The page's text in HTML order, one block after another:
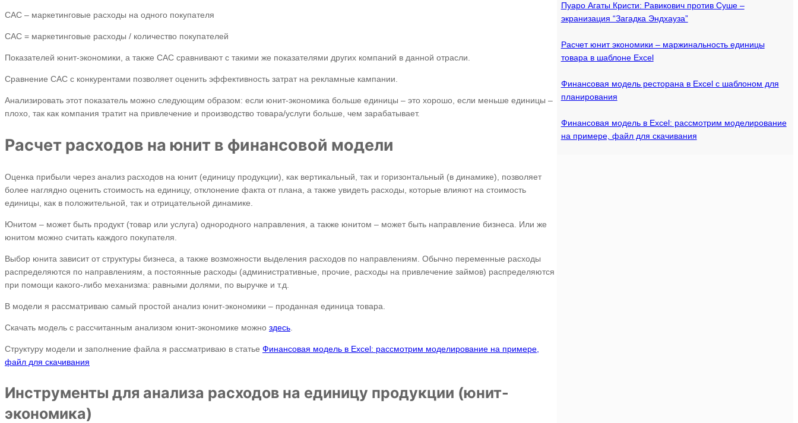
CAC – маркетинговые расходы на одного покупателя
CAC = маркетинговые расходы / количество покупателей
Показателей юнит-экономики, а также CAC сравнивают с такими же показателями других компаний в данной отрасли.
Сравнение CAC с конкурентами позволяет оценить эффективность затрат на рекламные кампании.
Анализировать этот показатель можно следующим образом: если юнит-экономика больше единицы – это хорошо, если меньше единицы –
плохо, так как компания тратит на привлечение и производство товара/услуги больше, чем зарабатывает.
Расчет расходов на юнит в финансовой модели
Оценка прибыли через анализ расходов на юнит (единицу продукции), как вертикальный, так и горизонтальный (в динамике), позволяет
более наглядно оценить стоимость на единицу, отклонение факта от плана, а также увидеть расходы, которые влияют на стоимость
единицы, как в положительной, так и отрицательной динамике.
Юнитом – может быть продукт (товар или услуга) однородного направления, а также юнитом – может быть направление бизнеса. Или же
юнитом можно считать каждого покупателя.
Выбор юнита зависит от структуры бизнеса, а также возможности выделения расходов по направлениям. Обычно переменные расходы
распределяются по направлениям, а постоянные расходы (административные, прочие, расходы на привлечение займов) распределяются
при помощи какого-либо механизма: равными долями, по выручке и т.д.
В модели я рассматриваю самый простой анализ юнит-экономики – проданная единица товара.
Скачать модель с рассчитанным анализом юнит-экономике можно здесь
Структуру модели и заполнение файла я рассматриваю в статье Финансовая модель в Excel: рассмотрим моделирование на примере,
файл для скачивания
Инструменты для анализа расходов на единицу продукции (юнит-
экономика)
Пуаро Агаты Кристи: Равикович против Суше –
экранизация “Загадка Эндхауза”
Расчет юнит экономики – маржинальность единицы
товара в шаблоне Excel
Финансовая модель ресторана в Excel с шаблоном для
планирования
Финансовая модель в Excel: рассмотрим моделирование
на примере, файл для скачивания